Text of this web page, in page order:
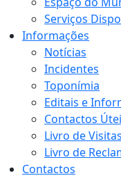
Serviços
Informações
Notícias
Incidentes
Toponímia
Editais e
Contactos
Livro de Visitas
Livro de
Contactos